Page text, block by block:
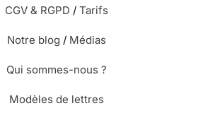
CGV & RGPD / Tarifs
Notre blog / Médias
Qui sommes-nous ?
Modèles de lettres